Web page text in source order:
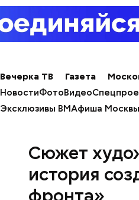
Вечерка ТВ Газета
НовостиФотоВидео
Эксклюзивы ВМАфиша Москвы
Сюжет
история
— Там может